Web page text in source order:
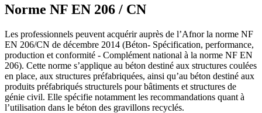
Norme NF EN 206 / CN
Les professionnels peuvent acquérir auprès de l’Afnor la norme NF
EN 206/CN de décembre 2014 (Béton- Spécification, performance,
production et conformité - Complément national à la norme NF EN
206). Cette norme s’applique au béton destiné aux structures coulées
en place, aux structures préfabriquées, ainsi qu’au béton destiné aux
produits préfabriqués structurels pour bâtiments et structures de
génie civil. Elle spécifie notamment les recommandations quant à
l’utilisation dans le béton des gravillons recyclés.